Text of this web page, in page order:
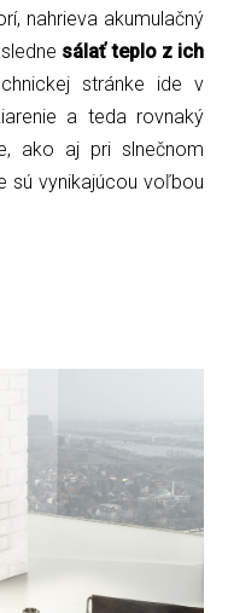
nahrieva akumulačný
sálať teplo z ich
stránke ide v
a teda rovnaký
ako aj pri slnečnom
sú vynikajúcou voľbou